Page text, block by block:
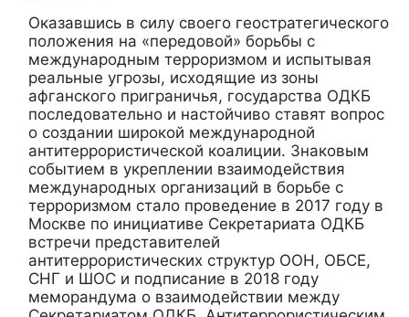
Оказавшись в силу своего геостратегического
положения на «передовой» борьбы с
международным терроризмом и испытывая
реальные угрозы, исходящие из зоны
афганского приграничья, государства ОДКБ
последовательно и настойчиво ставят вопрос
о создании широкой международной
антитеррористической коалиции. Знаковым
событием в укреплении взаимодействия
международных организаций в борьбе с
терроризмом стало проведение в 2017 году в
Москве по инициативе Секретариата ОДКБ
встречи представителей
антитеррористических структур ООН, ОБСЕ,
СНГ и ШОС и подписание в 2018 году
меморандума о взаимодействии между